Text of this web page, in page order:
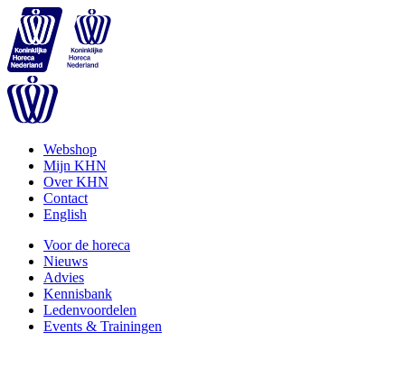
Webshop
Mijn KHN
Over KHN
Contact
English
Voor de horeca
Nieuws
Advies
Kennisbank
Ledenvoordelen
Events & Trainingen